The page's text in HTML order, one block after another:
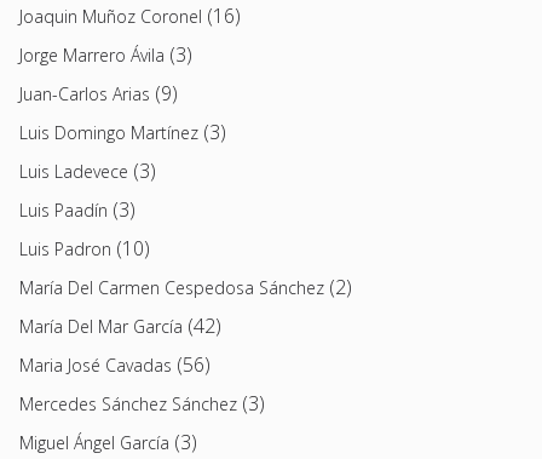
Joaquin Muñoz Coronel (16)
Jorge Marrero Ávila (3)
Juan-Carlos Arias (9)
Luis Domingo Martínez (3)
Luis Ladevece (3)
Luis Paadín (3)
Luis Padron (10)
María Del Carmen Cespedosa Sánchez (2)
María Del Mar García (42)
Maria José Cavadas (56)
Mercedes Sánchez Sánchez (3)
Miguel Ángel García (3)